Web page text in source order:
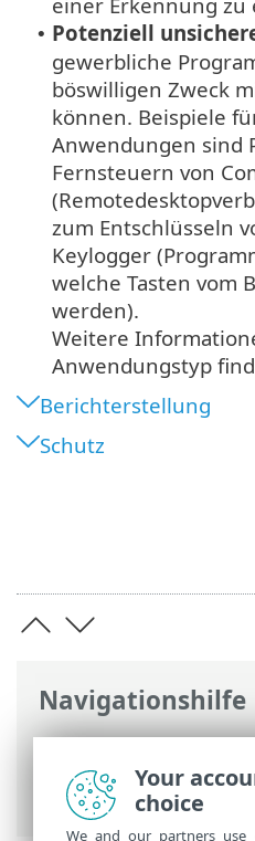
Navigationshilfe
ESET Online-Hilfe>
Antivirus for Linux>
Schutzfunktionen
• Potenziell
gewerbliche
böswilligen Zweck
können. Beispiele
Anwendungen sind
Fernsteuern von
zum Entschlüsseln
Keylogger
welche Tasten vom
werden).
Weitere
Anwendungstyp
Berichterstellung
Schutz
Your
choice
We and our partners